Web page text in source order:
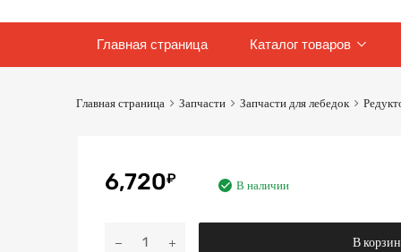
Главная страница Каталог товаров
Главная страница Запчасти Запчасти для лебедок
6,720₽ В наличии
В